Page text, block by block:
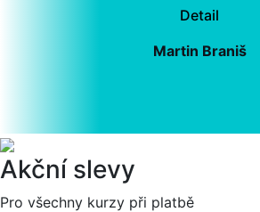
Detail
Martin Braniš
Akční slevy
Pro všechny kurzy při platbě